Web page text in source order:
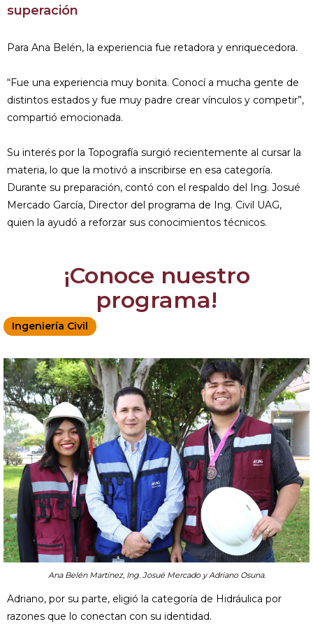
superación
Para Ana Belén, la experiencia fue retadora y enriquecedora.
“Fue una experiencia muy bonita. Conocí a mucha gente de
distintos estados y fue muy padre crear vínculos y competir”,
compartió emocionada.
Su interés por la Topografía surgió recientemente al cursar la
materia, lo que la motivó a inscribirse en esa categoría.
Durante su preparación, contó con el respaldo del Ing. Josué
Mercado García, Director del programa de Ing. Civil UAG,
quien la ayudó a reforzar sus conocimientos técnicos.
¡Conoce nuestro
programa!
Ingeniería Civil
Ana Belén Martínez, Ing. Josué Mercado y Adriano Osuna.
Adriano, por su parte, eligió la categoría de Hidráulica por
razones que lo conectan con su identidad.